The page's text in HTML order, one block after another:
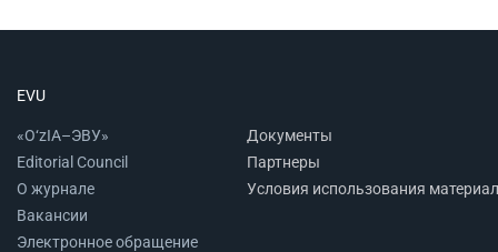
EVU
«O‘zIA–ЭВУ»
Editorial Council
О журнале
Вакансии
Электронное обращение
Документы
Партнеры
Условия использования